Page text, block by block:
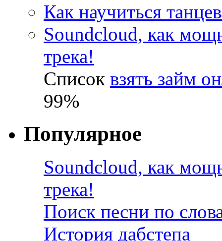
Как научиться
Soundcloud, как
трека!
Список взять займ
99%
Популярное
Soundcloud, как
трека!
Поиск песни по
История дабстепа